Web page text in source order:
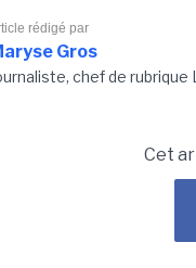
rédigé par
Gros
chef de rubrique
Cet